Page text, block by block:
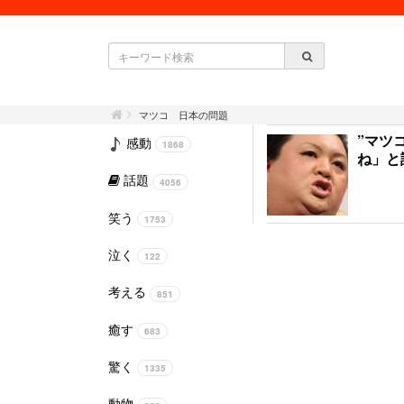
マツコ 日本の問題
感動 1868
話題 4056
笑う 1753
泣く 122
考える 851
癒す 683
驚く 1335
”マツ
ね」